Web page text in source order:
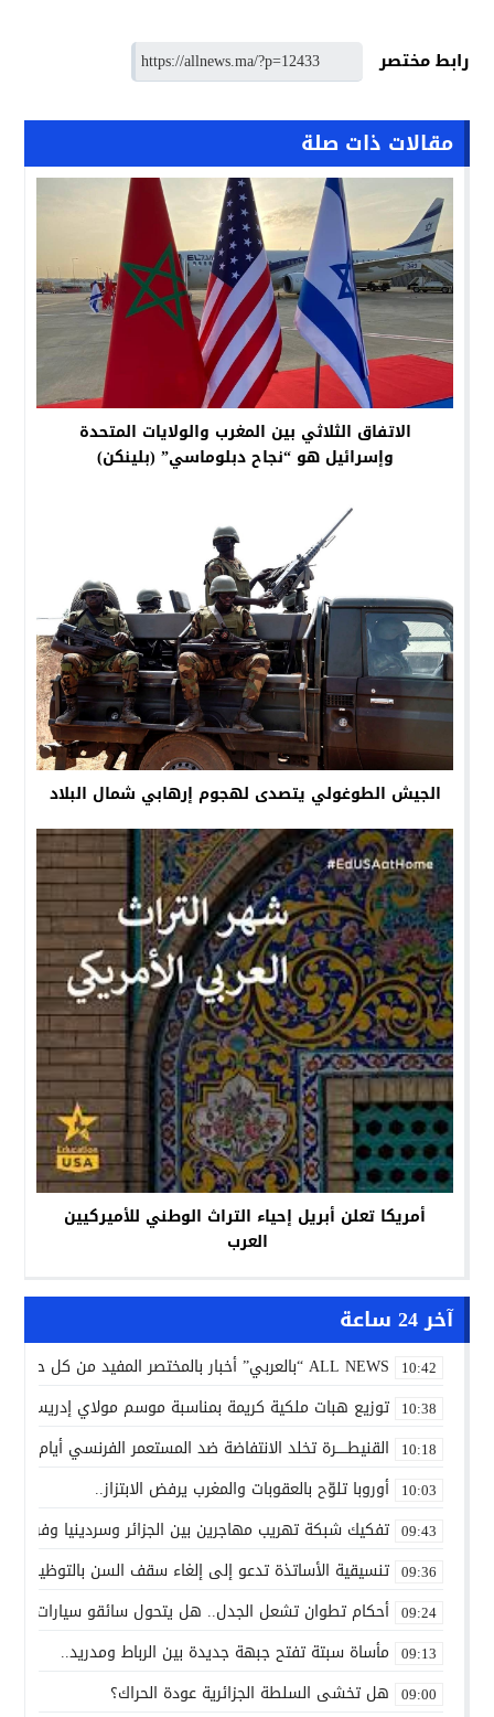
رابط مختصر
مقالات ذات صلة
الاتفاق الثلاثي بين المغرب والولايات المتحدة
وإسرائيل هو “نجاح دبلوماسي” (بلينكن)
الجيش الطوغولي يتصدى لهجوم إرهابي شمال البلاد
أمريكا تعلن أبريل إحياء التراث الوطني للأميركيين
العرب ￼
آخر 24 ساعة
10:42 ALL NEWS “بالعربي” أخبار بالمختصر المفيد من كل حدب وصوب
10:38 توزيع هبات ملكية كريمة بمناسبة موسم مولاي إدريس
10:18 القنيطـــــرة تخلد الانتفاضة ضد المستعمر الفرنسي أيام 7 و8 و9 غشت 1954.
10:03 أوروبا تلوّح بالعقوبات والمغرب يرفض الابتزاز..
09:43 تفكيك شبكة تهريب مهاجرين بين الجزائر وسردينيا وفرنسا
09:36 تنسيقية الأساتذة تدعو إلى إلغاء سقف السن بالتوظيف
09:24 أحكام تطوان تشعل الجدل.. هل يتحول سائقو سيارات
09:13 مأساة سبتة تفتح جبهة جديدة بين الرباط ومدريد..
09:00 هل تخشى السلطة الجزائرية عودة الحراك؟